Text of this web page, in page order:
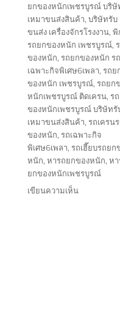
ยกของหนักเพชรบูรณ์ บริษั
เหมาขนส่งสินค้า, บริษัทรับ
ขนส่ง เครื่องจักรโรงงาน, พิ
รถยกของหนัก เพชรบูรณ์,
ของหนัก, รถยกของหนัก รถ
เฉพาะกิจพิเศษ6เพลา, รถย
ของหนัก เพชรบูรณ์, รถยก
หนักเพชรบูรณ์ ติดเครน, ร
ของหนักเพชรบูรณ์ บริษัทรั
เหมาขนส่งสินค้า, รถเครน
ของหนัก, รถเฉพาะกิจ
พิเศษ6เพลา, รถเฮี๊ยบรถยก
หนัก, หารถยกของหนัก, หา
ยกของหนักเพชรบูรณ์
เขียนความเห็นบน